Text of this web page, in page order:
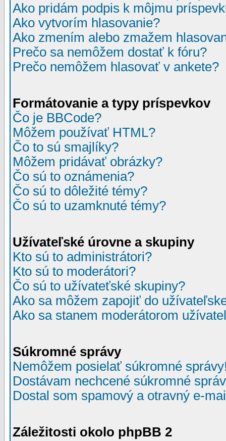
Ako pridám podpis k môjmu
Ako vytvorím hlasovanie?
Ako zmením alebo zmažem
Prečo sa nemôžem dostať k fóru?
Prečo nemôžem hlasovať v ankete?
Formátovanie a typy príspevkov
Čo je BBCode?
Môžem používať HTML?
Čo to sú smajlíky?
Môžem pridávať obrázky?
Čo sú to oznámenia?
Čo sú to dôležité témy?
Čo sú to uzamknuté témy?
Užívateľské úrovne a skupiny
Kto sú to administrátori?
Kto sú to moderátori?
Čo sú to užívateťské skupiny?
Ako sa môžem zapojiť do
Ako sa stanem moderátorom
Súkromné správy
Nemôžem posielať súkromné
Dostávam nechcené súkromné
Dostal som spamový a otravný e-
Záležitosti okolo phpBB 2